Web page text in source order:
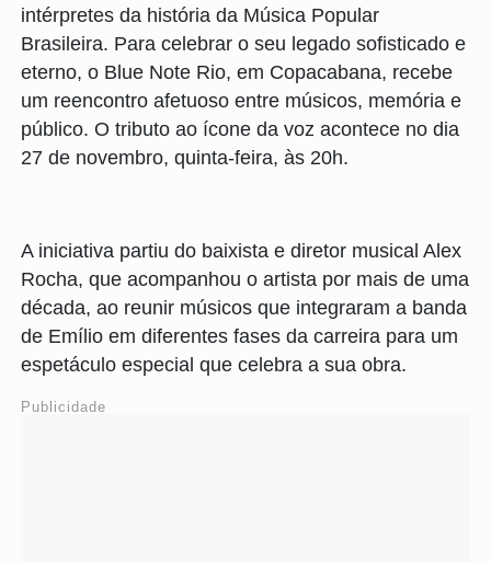
intérpretes da história da Música Popular
Brasileira. Para celebrar o seu legado sofisticado e
eterno, o Blue Note Rio, em Copacabana, recebe
um reencontro afetuoso entre músicos, memória e
público. O tributo ao ícone da voz acontece no dia
27 de novembro, quinta-feira, às 20h.
A iniciativa partiu do baixista e diretor musical Alex
Rocha, que acompanhou o artista por mais de uma
década, ao reunir músicos que integraram a banda
de Emílio em diferentes fases da carreira para um
espetáculo especial que celebra a sua obra.
Publicidade